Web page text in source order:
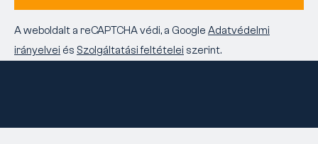
A weboldalt a reCAPTCHA védi, a Google Adatvédelmi
irányelvei és Szolgáltatási feltételei szerint.